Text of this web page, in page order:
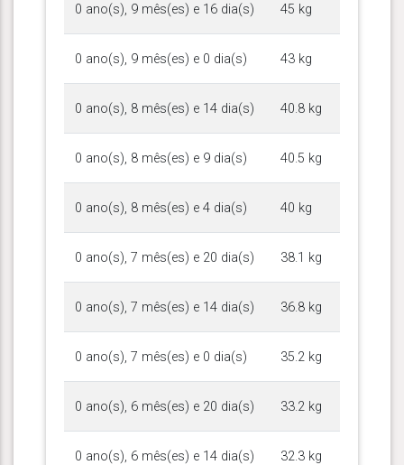
0 ano(s), 9 mês(es) e 16 dia(s) 45 kg
0 ano(s), 9 mês(es) e 0 dia(s) 43 kg
0 ano(s), 8 mês(es) e 14 dia(s) 40.8 kg
0 ano(s), 8 mês(es) e 9 dia(s) 40.5 kg
0 ano(s), 8 mês(es) e 4 dia(s) 40 kg
0 ano(s), 7 mês(es) e 20 dia(s) 38.1 kg
0 ano(s), 7 mês(es) e 14 dia(s) 36.8 kg
0 ano(s), 7 mês(es) e 0 dia(s) 35.2 kg
0 ano(s), 6 mês(es) e 20 dia(s) 33.2 kg
0 ano(s), 6 mês(es) e 14 dia(s) 32.3 kg